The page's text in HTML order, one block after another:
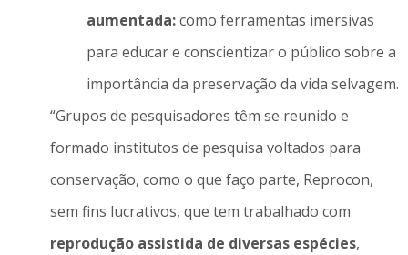
aumentada:como ferramentas imersivas
para educar e conscientizar o público sobre a
importância da preservação da vida selvagem.
“Grupos de pesquisadores têm se reunido e
formado institutos de pesquisa voltados para
conservação, como o que faço parte, Reprocon,
sem fins lucrativos, que tem trabalhado com
reprodução assistida de diversas espécies,